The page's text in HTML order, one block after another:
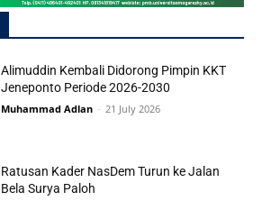
Alimuddin Kembali Didorong Pimpin KKT
Jeneponto Periode 2026-2030
Muhammad Adlan - 21 July 2026
Ratusan Kader NasDem Turun ke Jalan
Bela Surya Paloh